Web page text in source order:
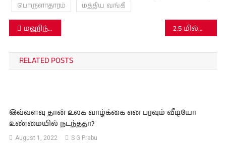
பொருளாதாரம்
மத்திய வங்கி
Post
navigation
மஹிந்த, நாமலுடன் சீமான் வாகனத்தில் பயணித்ததாக பகிரப்படும் படம் உண்மையா? 2.5 மில்லியன் டொலர் சைபர் திருட்டு குறித்து விசாரிக்க அமெரிக்க FBI குழு இலங்கை வந்துள்ளதா?
RELATED POSTS
இவ்வளவு தான் உலக வாழ்க்கை என பரவும் வீடியோ
உண்மையில் நடந்ததா?
August 1, 2022 S G Prabu